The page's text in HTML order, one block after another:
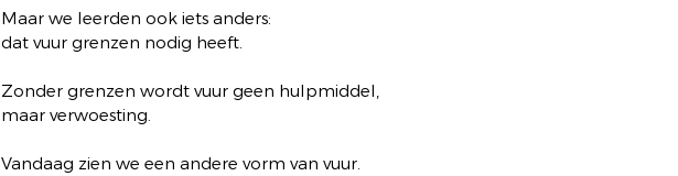
Maar we leerden ook iets anders:
dat vuur grenzen nodig heeft.
Zonder grenzen wordt vuur geen hulpmiddel,
maar verwoesting.
Vandaag zien we een andere vorm van vuur.